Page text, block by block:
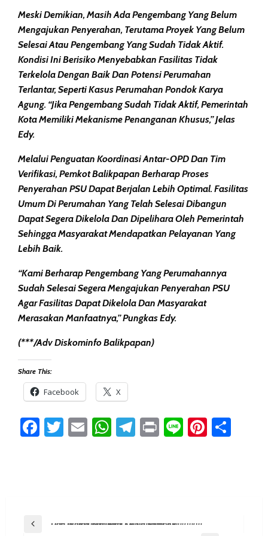
Meski Demikian, Masih Ada Pengembang Yang Belum
Mengajukan Penyerahan, Terutama Proyek Yang Belum
Selesai Atau Pengembang Yang Sudah Tidak Aktif.
Kondisi Ini Berisiko Menyebabkan Fasilitas Tidak
Terkelola Dengan Baik Dan Potensi Perumahan
Terlantar, Seperti Kasus Perumahan Pondok Karya
Agung. “Jika Pengembang Sudah Tidak Aktif, Pemerintah
Kota Memiliki Mekanisme Penanganan Khusus,” Jelas
Edy.
Melalui Penguatan Koordinasi Antar-OPD Dan Tim
Verifikasi, Pemkot Balikpapan Berharap Proses
Penyerahan PSU Dapat Berjalan Lebih Optimal. Fasilitas
Umum Di Perumahan Yang Telah Selesai Dibangun
Dapat Segera Dikelola Dan Dipelihara Oleh Pemerintah
Sehingga Masyarakat Mendapatkan Pelayanan Yang
Lebih Baik.
“Kami Berharap Pengembang Yang Perumahannya
Sudah Selesai Segera Mengajukan Penyerahan PSU
Agar Fasilitas Dapat Dikelola Dan Masyarakat
Merasakan Manfaatnya,” Pungkas Edy.
(***/Adv Diskominfo Balikpapan)
Share This:
Facebook X
Facebook
Twitter
EmailWhatsApp
Telegram
PrintLine
Post
Previous Post
DLH Balikpapan Ajak Kecamatan, Kelurahan, Dan Warga Bersinergi Kelola Sampah